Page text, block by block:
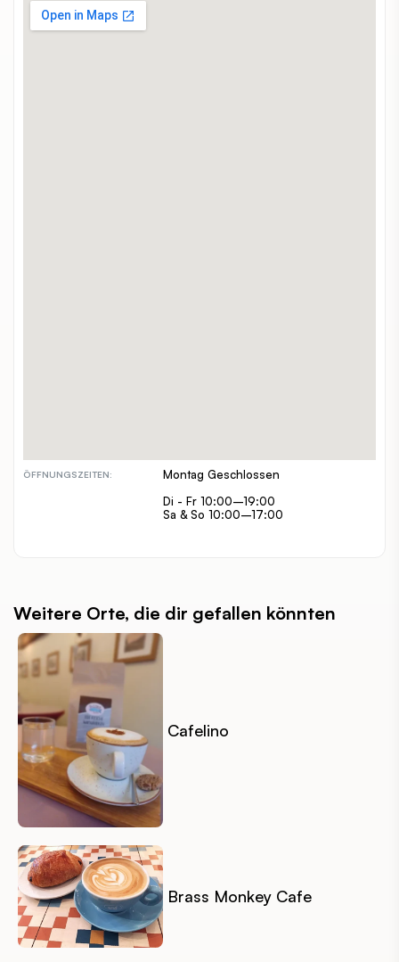
ÖFFNUNGSZEITEN:
Montag Geschlossen
Di - Fr 10:00–19:00
Sa & So 10:00–17:00
Weitere Orte, die dir gefallen könnten
Cafelino
Brass Monkey Cafe